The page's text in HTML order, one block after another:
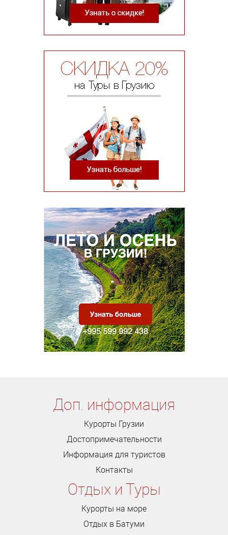
Доп. информация
Курорты Грузии
Достопримечательности
Информация для туристов
Контакты
Отдых и Туры
Курорты на море
Отдых в Батуми